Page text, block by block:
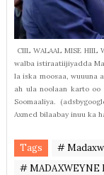
CIIL WALAAL MISE HIIL
walba istiraatiijiyadda
la iska moosaa, wuuuna
ah ula noolaan karto
Soomaaliya.
Axmed bilaabay inuu ka
Tags
#
# MADAXWEYNE